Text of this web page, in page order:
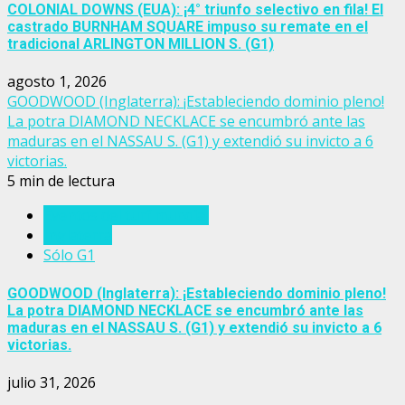
COLONIAL DOWNS (EUA): ¡4° triunfo selectivo en fila! El
castrado BURNHAM SQUARE impuso su remate en el
tradicional ARLINGTON MILLION S. (G1)
agosto 1, 2026
GOODWOOD (Inglaterra): ¡Estableciendo dominio pleno!
La potra DIAMOND NECKLACE se encumbró ante las
maduras en el NASSAU S. (G1) y extendió su invicto a 6
victorias.
5 min de lectura
Sólo G1
GOODWOOD (Inglaterra): ¡Estableciendo dominio pleno!
La potra DIAMOND NECKLACE se encumbró ante las
maduras en el NASSAU S. (G1) y extendió su invicto a 6
victorias.
julio 31, 2026